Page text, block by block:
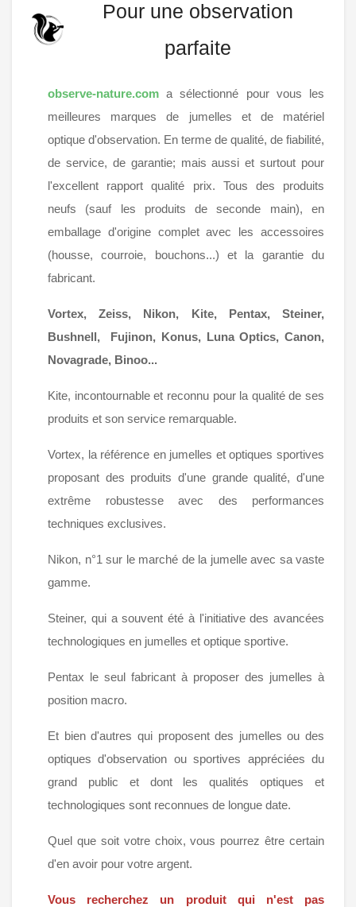
Pour une observation
parfaite
observe-nature.com a sélectionné pour vous les
meilleures marques de jumelles et de matériel
optique d'observation. En terme de qualité, de fiabilité,
de service, de garantie; mais aussi et surtout pour
l'excellent rapport qualité prix. Tous des produits
neufs (sauf les produits de seconde main), en
emballage d'origine complet avec les accessoires
(housse, courroie, bouchons...) et la garantie du
fabricant.
Vortex, Zeiss, Nikon, Kite, Pentax, Steiner,
Bushnell, Fujinon, Konus, Luna Optics, Canon,
Novagrade, Binoo...
Kite, incontournable et reconnu pour la qualité de ses
produits et son service remarquable.
Vortex, la référence en jumelles et optiques sportives
proposant des produits d'une grande qualité, d'une
extrême robustesse avec des performances
techniques exclusives.
Nikon, n°1 sur le marché de la jumelle avec sa vaste
gamme.
Steiner, qui a souvent été à l'initiative des avancées
technologiques en jumelles et optique sportive.
Pentax le seul fabricant à proposer des jumelles à
position macro.
Et bien d'autres qui proposent des jumelles ou des
optiques d'observation ou sportives appréciées du
grand public et dont les qualités optiques et
technologiques sont reconnues de longue date.
Quel que soit votre choix, vous pourrez être certain
d'en avoir pour votre argent.
Vous recherchez un produit qui n'est pas